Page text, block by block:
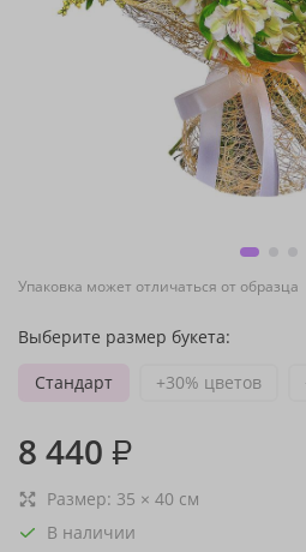
Упаковка может отличаться от образца
Выберите размер букета:
Стандарт
+30% цветов
8 440 ₽
Размер: 35 × 40 см
В наличии